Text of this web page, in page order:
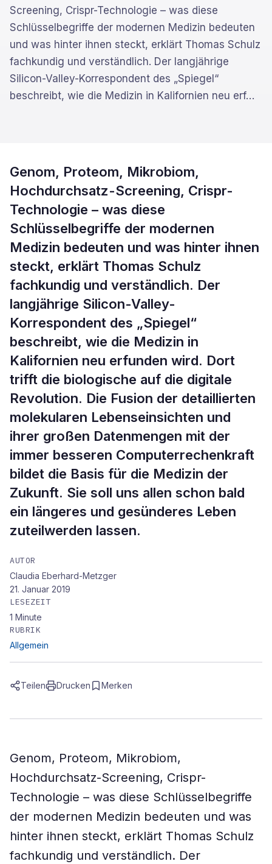
Screening, Crispr-Technologie – was diese
Schlüsselbegriffe der modernen Medizin bedeuten
und was hinter ihnen steckt, erklärt Thomas Schulz
fachkundig und verständlich. Der langjährige
Silicon-Valley-Korrespondent des „Spiegel“
beschreibt, wie die Medizin in Kalifornien neu erf…
Genom, Proteom, Mikrobiom,
Hochdurchsatz-Screening, Crispr-
Technologie – was diese
Schlüsselbegriffe der modernen
Medizin bedeuten und was hinter ihnen
steckt, erklärt Thomas Schulz
fachkundig und verständlich. Der
langjährige Silicon-Valley-
Korrespondent des „Spiegel“
beschreibt, wie die Medizin in
Kalifornien neu erfunden wird. Dort
trifft die biologische auf die digitale
Revolution. Die Fusion der detaillierten
molekularen Lebenseinsichten und
ihrer großen Datenmengen mit der
immer besseren Computerrechenkraft
bildet die Basis für die Medizin der
Zukunft. Sie soll uns allen schon bald
ein längeres und gesünderes Leben
zuteilwerden lassen.
AUTOR
Claudia Eberhard-Metzger
21. Januar 2019
LESEZEIT
1 Minute
RUBRIK
Allgemein
Teilen Drucken Merken
Genom, Proteom, Mikrobiom,
Hochdurchsatz-Screening, Crispr-
Technologie – was diese Schlüsselbegriffe
der modernen Medizin bedeuten und was
hinter ihnen steckt, erklärt Thomas Schulz
fachkundig und verständlich. Der